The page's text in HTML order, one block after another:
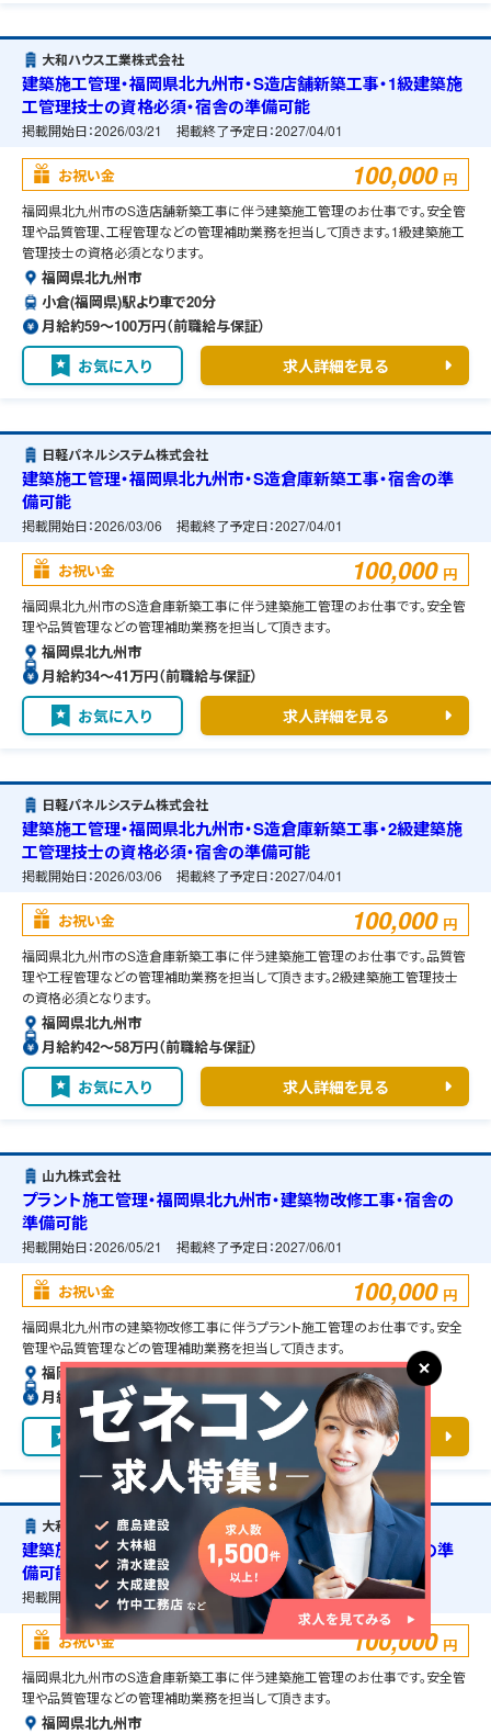
大和ハウス工業株式会社
建築施工管理・福岡県北九州市・S造店舗新築工事・1級建築施
工管理技士の資格必須・宿舎の準備可能
掲載開始日：2026/03/21 掲載終了予定日：2027/04/01
お祝い金 100,000 円
福岡県北九州市のS造店舗新築工事に伴う建築施工管理のお仕事です。安全管
理や品質管理、工程管理などの管理補助業務を担当して頂きます。1級建築施工
管理技士の資格必須となります。
福岡県北九州市
小倉(福岡県)駅より車で20分
月給約59〜100万円（前職給与保証）
お気に入り 求人詳細を見る
日軽パネルシステム株式会社
建築施工管理・福岡県北九州市・S造倉庫新築工事・宿舎の準
備可能
掲載開始日：2026/03/06 掲載終了予定日：2027/04/01
お祝い金 100,000 円
福岡県北九州市のS造倉庫新築工事に伴う建築施工管理のお仕事です。安全管
理や品質管理などの管理補助業務を担当して頂きます。
福岡県北九州市
月給約34〜41万円（前職給与保証）
お気に入り 求人詳細を見る
日軽パネルシステム株式会社
建築施工管理・福岡県北九州市・S造倉庫新築工事・2級建築施
工管理技士の資格必須・宿舎の準備可能
掲載開始日：2026/03/06 掲載終了予定日：2027/04/01
お祝い金 100,000 円
福岡県北九州市のS造倉庫新築工事に伴う建築施工管理のお仕事です。品質管
理や工程管理などの管理補助業務を担当して頂きます。2級建築施工管理技士
の資格必須となります。
福岡県北九州市
月給約42〜58万円（前職給与保証）
お気に入り 求人詳細を見る
山九株式会社
プラント施工管理・福岡県北九州市・建築物改修工事・宿舎の
準備可能
掲載開始日：2026/05/21 掲載終了予定日：2027/06/01
お祝い金 100,000 円
福岡県北九州市の建築物改修工事に伴うプラント施工管理のお仕事です。安全
管理や品質管理などの管理補助業務を担当して頂きます。
福岡県北九州市
月給約30〜33万円（前職給与保証）
お気に入り 求人詳細を見る
大和ハウス工業株式会社
建築施工管理・福岡県北九州市・S造倉庫新築工事・宿舎の準
備可能
掲載開始日： 2026/07/30 掲載終了予定日：2027/08/01
お祝い金 100,000 円
福岡県北九州市のS造倉庫新築工事に伴う建築施工管理のお仕事です。安全管
理や品質管理などの管理補助業務を担当して頂きます。
福岡県北九州市